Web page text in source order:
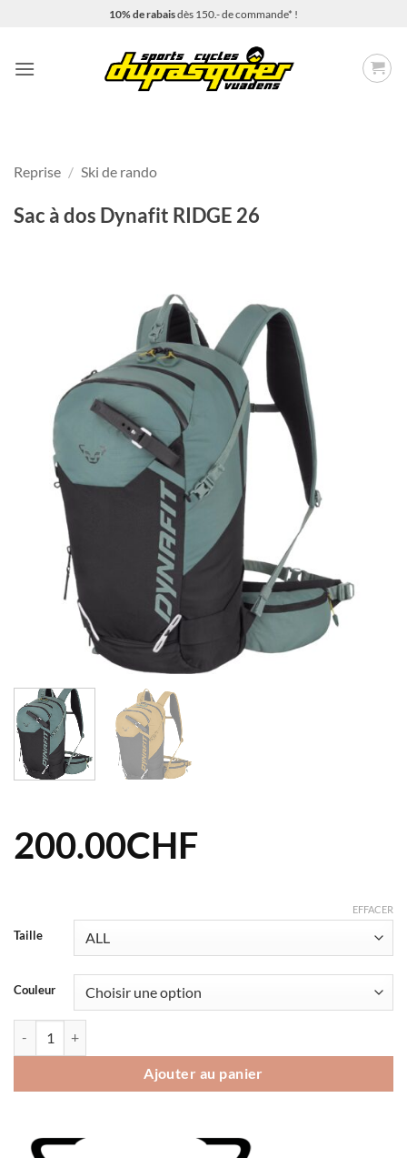
10% de rabaisdès 150.- de commande* !
Reprise / Ski de rando
Sac à dos Dynafit RIDGE 26
200.00CHF
Taille
Couleur
EFFACER
Ajouter au panier